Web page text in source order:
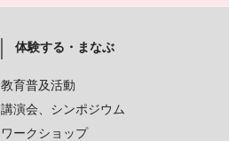
体験する・まなぶ
教育普及活動
講演会、シンポジウム
ワークショップ